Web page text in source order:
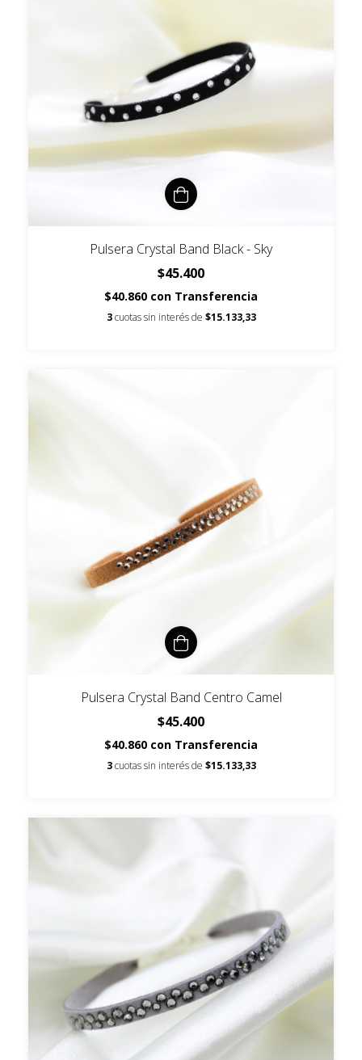
Pulsera Crystal Band Black - Sky
$45.400
$40.860 con Transferencia
3 cuotas sin interés de $15.133,33
Pulsera Crystal Band Centro Camel
$45.400
$40.860 con Transferencia
3 cuotas sin interés de $15.133,33